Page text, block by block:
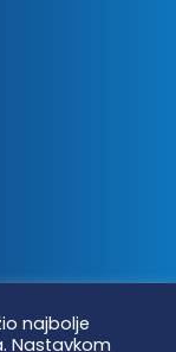
najbolje
Nastavkom